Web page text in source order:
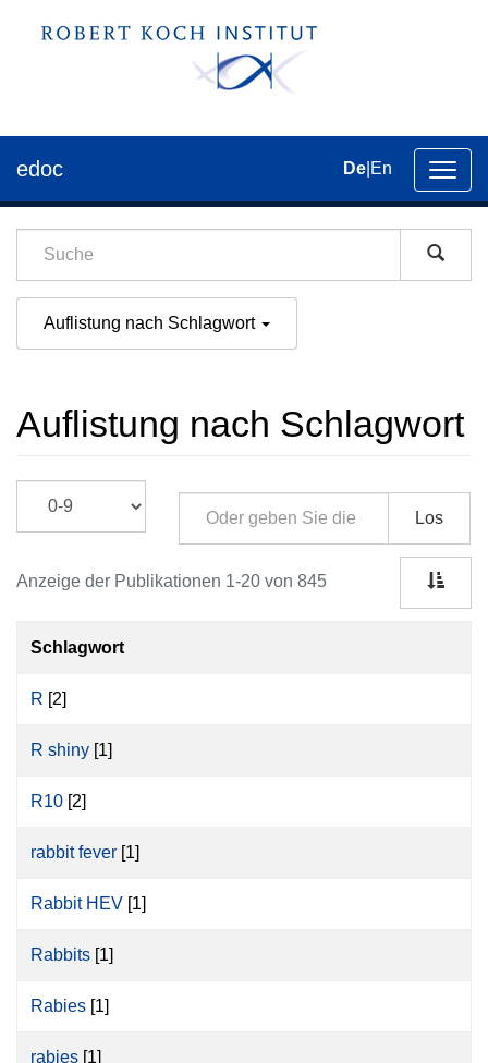
der
edoc De En
Auflistung nach Schlagwort
Auflistung nach Schlagwort
Los
Anzeige der Publikationen 1-20 von 845
Schlagwort
R [2]
R shiny [1]
R10 [2]
rabbit fever [1]
Rabbit HEV [1]
Rabbits [1]
Rabies [1]
rabies [1]